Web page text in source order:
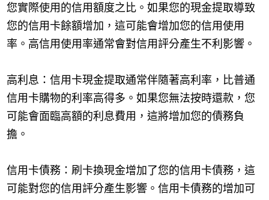
您實際使用的信用額度之比。如果您的現金提取導致
您的信用卡餘額增加，這可能會增加您的信用使用
率。高信用使用率通常會對信用評分產生不利影響。
高利息：信用卡現金提取通常伴隨著高利率，比普通
信用卡購物的利率高得多。如果您無法按時還款，您
可能會面臨高額的利息費用，這將增加您的債務負
擔。
信用卡債務：刷卡換現金增加了您的信用卡債務，這
可能對您的信用評分產生影響。信用卡債務的增加可